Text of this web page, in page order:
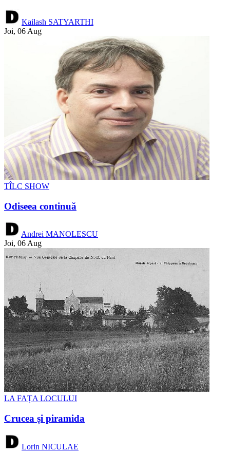
Kailash SATYARTHI
Joi, 06 Aug
TÎLC SHOW
Odiseea continuă
Andrei MANOLESCU
Joi, 06 Aug
LA FAȚA LOCULUI
Crucea și piramida
Lorin NICULAE